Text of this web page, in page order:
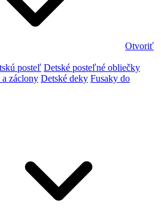
Otvoriť
posteľ Detské posteľné obliečky
a záclony Detské deky Fusaky do